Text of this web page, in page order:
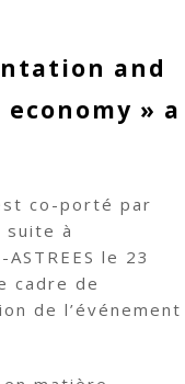
and
» a
co-porté par
à
le 23
cadre de
de l’événement